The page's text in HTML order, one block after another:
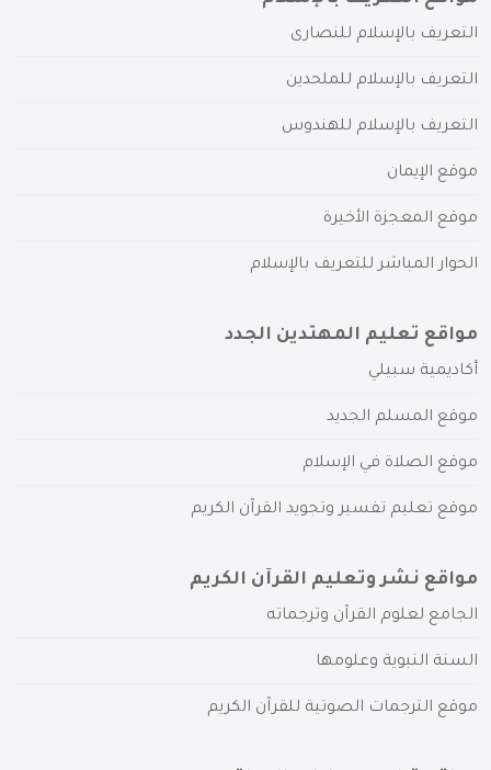
التعريف بالإسلام للنصارى
التعريف بالإسلام للملحدين
التعريف بالإسلام للهندوس
موقع الإيمان
موقع المعجزة الأخيرة
الحوار المباشر للتعريف بالإسلام
مواقع تعليم المهتدين الجدد
أكاديمية سبيلي
موقع المسلم الجديد
موقع الصلاة في الإسلام
موقع تعليم تفسير وتجويد القرآن الكريم
مواقع نشر وتعليم القرآن الكريم
الجامع لعلوم القرآن وترجماته
السنة النبوية وعلومها
موقع الترجمات الصوتية للقرآن الكريم